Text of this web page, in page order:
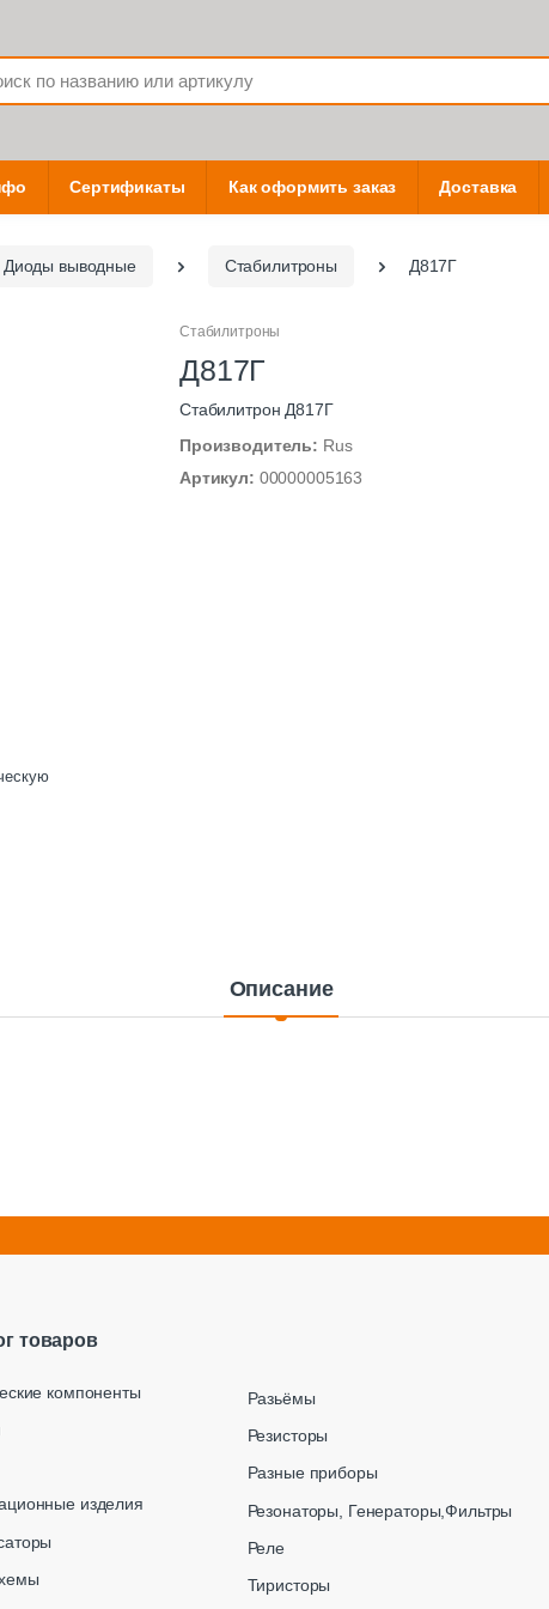
Сертификаты Как оформить заказ Доставка
Диоды выводные Стабилитроны Д817Г
Стабилитроны
Д817Г
Стабилитрон Д817Г
Производитель: Rus
Артикул: 00000005163
Описание
товаров
компоненты
изделия
Разьёмы
Резисторы
Разные приборы
Резонаторы, Генераторы,Фильтры
Реле
Тиристоры